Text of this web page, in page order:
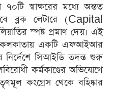
স্বাক্ষরের মধ্যে অন্তত
ব্লক লেটারে (Capital
স্পষ্ট প্রমাণ দেয়। এই
কলকাতায় একটি এফআইআর
সিআইডি তদন্ত শুরু
কর্মকাণ্ডের অভিযোগে
কংগ্রেস থেকে বহিষ্কার